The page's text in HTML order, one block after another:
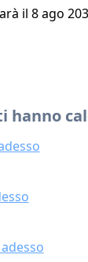
il 8 ago
hanno